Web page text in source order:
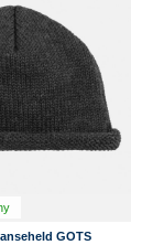
GOTS